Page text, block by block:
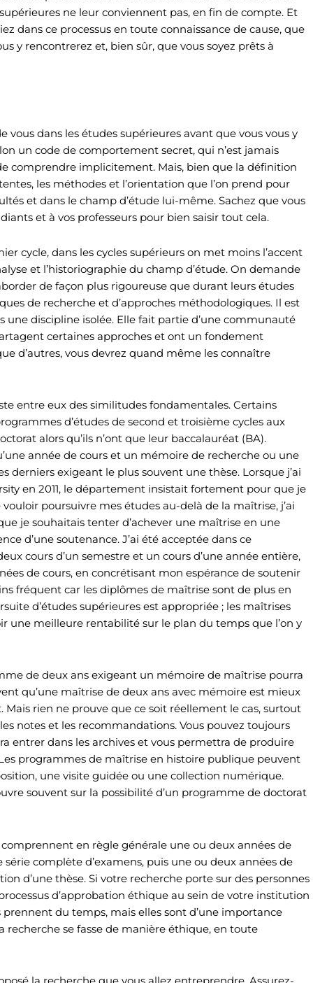
ne leur conviennent pas, en fin de compte. Et
dans ce processus en toute connaissance de cause, que
y rencontrerez et, bien sûr, que vous soyez prêts à
dans les études supérieures avant que vous vous y
un code de comportement secret, qui n’est jamais
comprendre implicitement. Mais, bien que la définition
les méthodes et l’orientation que l’on prend pour
et dans le champ d’étude lui-même. Sachez que vous
et à vos professeurs pour bien saisir tout cela.
cycle, dans les cycles supérieurs on met moins l’accent
et l’historiographie du champ d’étude. On demande
de façon plus rigoureuse que durant leurs études
de recherche et d’approches méthodologiques. Il est
une discipline isolée. Elle fait partie d’une communauté
certaines approches et ont un fondement
d’autres, vous devrez quand même les connaître
entre eux des similitudes fondamentales. Certains
d’études de second et troisième cycles aux
alors qu’ils n’ont que leur baccalauréat (BA).
année de cours et un mémoire de recherche ou une
derniers exigeant le plus souvent une thèse. Lorsque j’ai
en 2011, le département insistait fortement pour que je
poursuivre mes études au-delà de la maîtrise, j’ai
je souhaitais tenter d’achever une maîtrise en une
d’une soutenance. J’ai été acceptée dans ce
cours d’un semestre et un cours d’une année entière,
de cours, en concrétisant mon espérance de soutenir
fréquent car les diplômes de maîtrise sont de plus en
d’études supérieures est appropriée ; les maîtrises
une meilleure rentabilité sur le plan du temps que l’on y
de deux ans exigeant un mémoire de maîtrise pourra
qu’une maîtrise de deux ans avec mémoire est mieux
rien ne prouve que ce soit réellement le cas, surtout
notes et les recommandations. Vous pouvez toujours
entrer dans les archives et vous permettra de produire
programmes de maîtrise en histoire publique peuvent
une visite guidée ou une collection numérique.
souvent sur la possibilité d’un programme de doctorat
en règle générale une ou deux années de
série complète d’examens, puis une ou deux années de
d’une thèse. Si votre recherche porte sur des personnes
d’approbation éthique au sein de votre institution
du temps, mais elles sont d’une importance
se fasse de manière éthique, en toute